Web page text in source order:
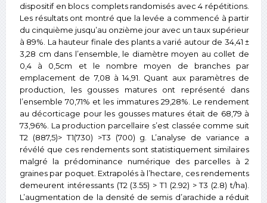
dispositif en blocs complets randomisés avec 4 répétitions.
Les résultats ont montré que la levée a commencé à partir
du cinquième jusqu’au onzième jour avec un taux supérieur
à 89%. La hauteur finale des plants a varié autour de 34,41 ±
3,28 cm dans l’ensemble, le diamètre moyen au collet de
0,4 à 0,5cm et le nombre moyen de branches par
emplacement de 7,08 à 14,91. Quant aux paramètres de
production, les gousses matures ont représenté dans
l’ensemble 70,71% et les immatures 29,28%. Le rendement
au décorticage pour les gousses matures était de 68,79 à
73,96%. La production parcellaire s’est classée comme suit
T2 (887,5)> T1(730) >T3 (700) g. L’analyse de variance a
révélé que ces rendements sont statistiquement similaires
malgré la prédominance numérique des parcelles à 2
graines par poquet. Extrapolés à l’hectare, ces rendements
demeurent intéressants (T2 (3.55) > T1 (2.92) > T3 (2.8) t/ha).
L’augmentation de la densité de semis d’arachide a réduit